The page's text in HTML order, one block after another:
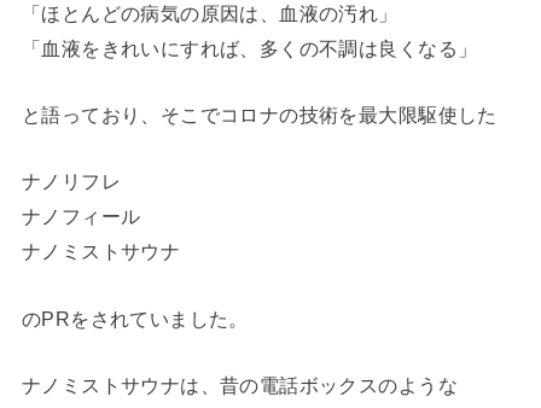
「ほとんどの病気の原因は、血液の汚れ」
「血液をきれいにすれば、多くの不調は良くなる」
と語っており、そこでコロナの技術を最大限駆使した
ナノリフレ
ナノフィール
ナノミストサウナ
のPRをされていました。
ナノミストサウナは、昔の電話ボックスのような